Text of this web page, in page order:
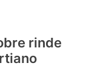
rinde